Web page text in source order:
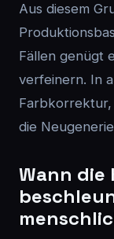
Aus diesem
Fällen genügt
verfeinern. In
die
Wann die